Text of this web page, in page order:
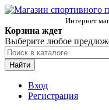
Интернет
Корзина ждет
Выберите любое
Найти
Вход
Регистрация